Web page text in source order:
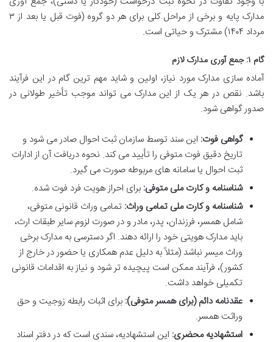
مدارک پایه و برخی از مراحل کلی برای هر دو گروه (فوت قبل یا بعد از ۳
مرداد ۱۴۰۴) مشترک و حیاتی است.
گام ۱: جمع آوری مدارک لازم
آماده سازی مدارک مورد نیاز، اولین و شاید مهم ترین گام در این فرآیند
باشد. نقص در هر یک از این مدارک می تواند موجب تأخیر طولانی در
صدور گواهی شود.
گواهی فوت: این سند توسط سازمان ثبت احوال صادر می شود و
تاریخ دقیق فوت متوفی را تأیید می کند. نحوه دریافت آن از ادارات
ثبت احوال یا سامانه های مربوطه صورت می گیرد.
شناسنامه و کارت ملی متوفی: برای احراز هویت فرد فوت شده.
شناسنامه و کارت ملی تمامی وراث: تمامی وراث قانونی متوفی،
شامل همسر، فرزندان، پدر، مادر و در صورت لزوم سایر طبقات ارث،
باید مدارک هویتی خود را ارائه دهند. اگر دسترسی به مدارک برخی
وراث میسر نباشد (مثلاً به دلیل عدم همکاری یا حضور در خارج از
کشور)، فرآیند ممکن است پیچیده تر شود و نیاز به اقدامات قانونی
تکمیلی خواهد داشت.
عقدنامه دائم (برای همسر متوفی): برای اثبات رابطه زوجیت و حق
وراثت همسر.
استشهادیه محضری: این استشهادیه، سندی است که در دفتر اسناد